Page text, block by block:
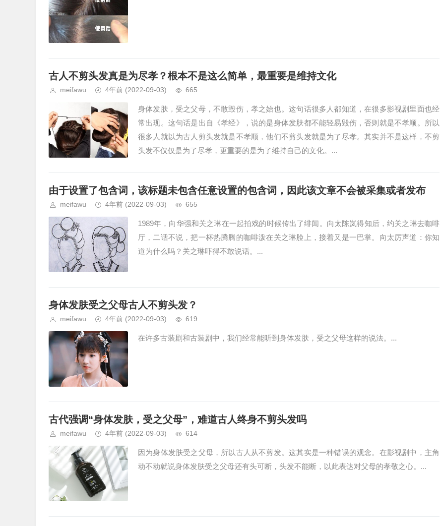
古人不剪头发真是为尽孝？根本不是这么简单，最重要是维持文化
meifawu 4年前 (2022-09-03) 665
身体发肤，受之父母，不敢毁伤，孝之始也。这句话很多人都知道，在很多影视剧里面也经
常出现。这句话是出自《孝经》，说的是身体发肤都不能轻易毁伤，否则就是不孝顺。所以
很多人就以为古人剪头发就是不孝顺，他们不剪头发就是为了尽孝。其实并不是这样，不剪
头发不仅仅是为了尽孝，更重要的是为了维持自己的文化。...
由于设置了包含词，该标题未包含任意设置的包含词，因此该文章不会被采集或者发布
meifawu 4年前 (2022-09-03) 655
1989年，向华强和关之琳在一起拍戏的时候传出了绯闻。向太陈岚得知后，约关之琳去咖啡
厅，二话不说，把一杯热腾腾的咖啡泼在关之琳脸上，接着又是一巴掌。向太厉声道：你知
道为什么吗？关之琳吓得不敢说话。...
身体发肤受之父母古人不剪头发？
meifawu 4年前 (2022-09-03) 619
在许多古装剧和古装剧中，我们经常能听到身体发肤，受之父母这样的说法。...
古代强调“身体发肤，受之父母”，难道古人终身不剪头发吗
meifawu 4年前 (2022-09-03) 614
因为身体发肤受之父母，所以古人从不剪发。这其实是一种错误的观念。在影视剧中，主角
动不动就说身体发肤受之父母还有头可断，头发不能断，以此表达对父母的孝敬之心。...